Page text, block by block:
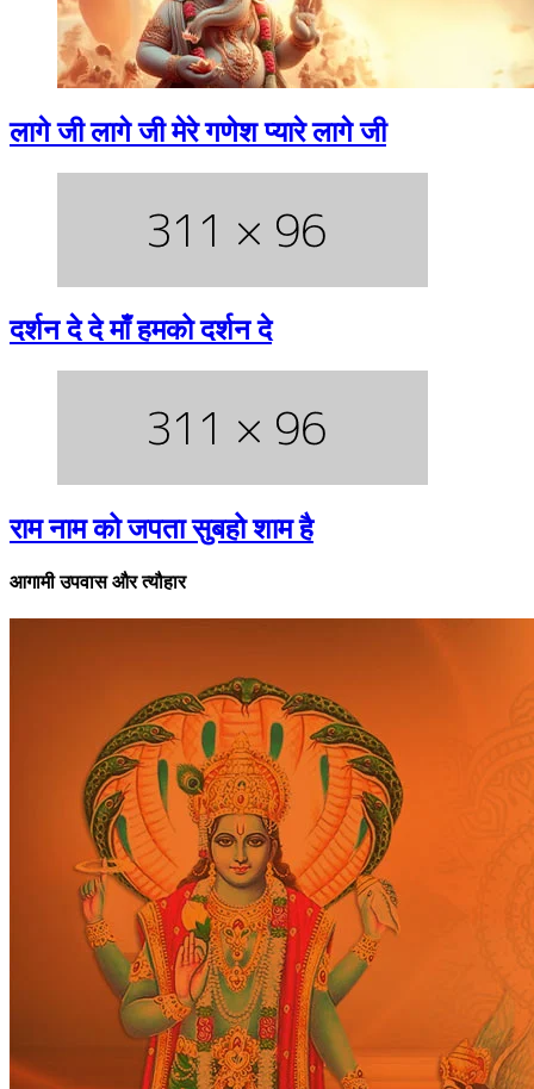
लागे जी लागे जी मेरे गणेश प्यारे लागे जी
दर्शन दे दे माँ हमको दर्शन दे
राम नाम को जपता सुबहो शाम है
आगामी उपवास और त्यौहार